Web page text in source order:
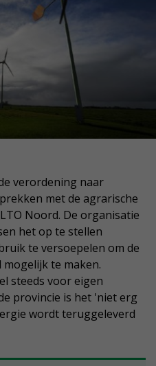
verordening naar
met de agrarische
Noord. De organisatie
het op te stellen
te versoepelen om de
te maken.
steeds voor eigen
provincie is het 'niet erg
wordt teruggeleverd